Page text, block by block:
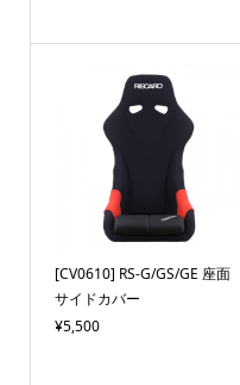
[CV0610] RS-G/GS/GE 座面
サイドカバー
¥5,500